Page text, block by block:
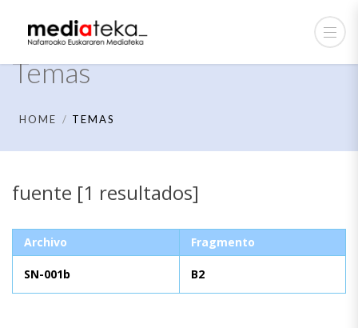
Temas
HOME TEMAS
fuente [1 resultados]
Archivo Fragmento
SN-001b B2